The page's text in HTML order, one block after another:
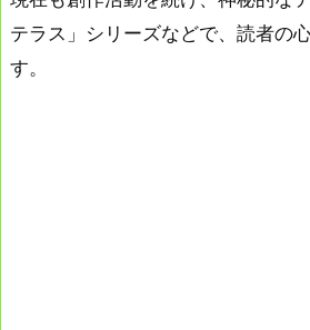
テラス」シリーズなどで、読者の
す。